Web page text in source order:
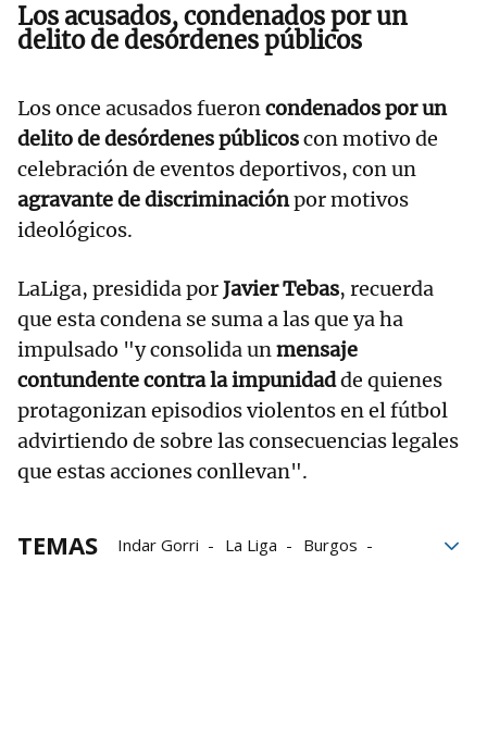
Los acusados, condenados por un
delito de desórdenes públicos
Los once acusados fueroncondenados por un
delito de desórdenes públicoscon motivo de
celebración de eventos deportivos, con un
agravante de discriminaciónpor motivos
ideológicos.
LaLiga, presidida porJavier Tebas, recuerda
que esta condena se suma a las que ya ha
impulsado "y consolida unmensaje
contundente contra la impunidadde quienes
protagonizan episodios violentos en el fútbol
advirtiendo de sobre las consecuencias legales
que estas acciones conllevan".
TEMAS Indar Gorri La Liga
Burgos